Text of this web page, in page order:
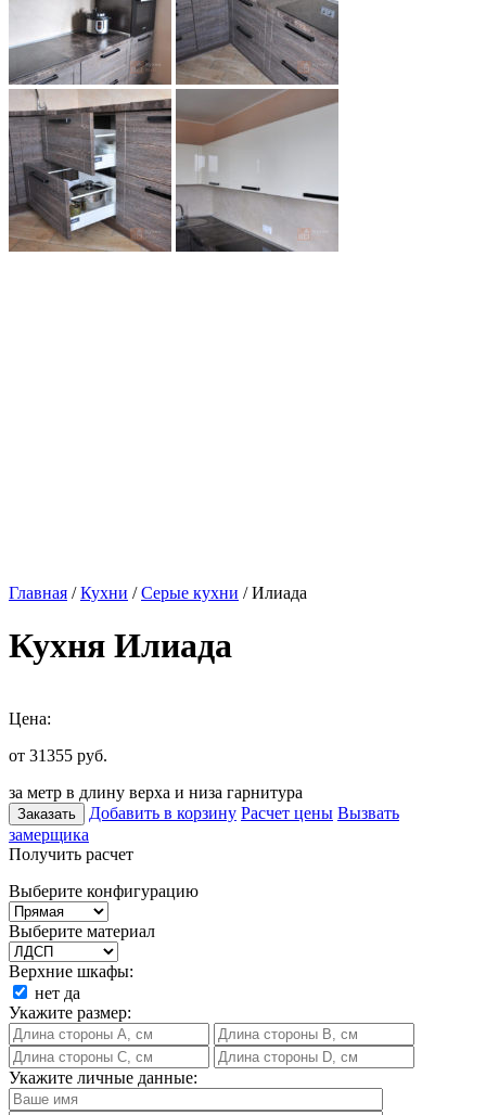
Главная /Кухни /Серые кухни / Илиада
Кухня Илиада
Цена:
от 31355 руб.
за метр в длину верха и низа гарнитура
Заказать Добавить в корзину Расчет цены Вызвать
замерщика
Получить расчет
Выберите конфигурацию
Выберите материал
Верхние шкафы:
нет да
Укажите размер:
Укажите личные данные: